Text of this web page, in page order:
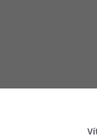
Mgr.
sebou